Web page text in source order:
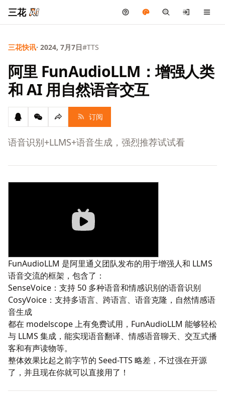
三花
三花快讯· 2024, 7月7日#TTS
阿里 FunAudioLLM：增强人类
和 AI 用自然语音交互
订阅
语音识别+LLMS+语音生成，强烈推荐试试看
FunAudioLLM 是阿里通义团队发布的用于增强人和 LLMS
语音交流的框架，包含了：
SenseVoice ：支持 50 多种语音和情感识别的语音识别
CosyVoice ：支持多语言、跨语言、语音克隆，自然情感语
音生成
都在 modelscope 上有免费试用，FunAudioLLM 能够轻松
与 LLMS 集成，能实现语音翻译、情感语音聊天、交互式播
客和有声读物等。
整体效果比起之前字节的 Seed-TTS 略差，不过强在开源
了，并且现在你就可以直接用了！